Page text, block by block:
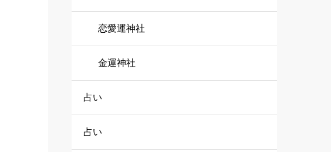
恋愛運神社
金運神社
占い
占い